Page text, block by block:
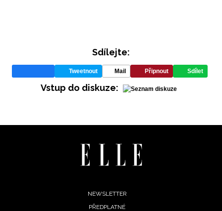
Sdílejte:
Tweetnout Mail Připnout Sdílet
Vstup do diskuze:
NEWSLETTER
PŘEDPLATNÉ